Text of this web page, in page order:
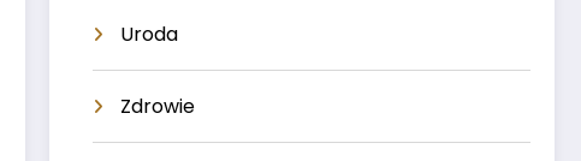
Uroda
Zdrowie